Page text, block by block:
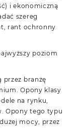
i ekonomiczną
szereg
rant ochronny
poziom
przez branżę
Opony klasy
na rynku,
Opony tego typu
mocy, przez